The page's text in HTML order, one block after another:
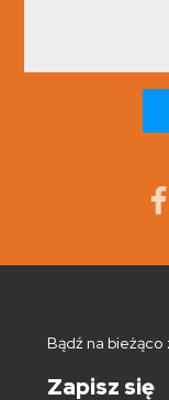
Bądź na
Zapisz się